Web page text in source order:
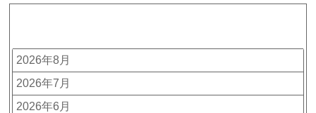
2026年8月
2026年7月
2026年6月